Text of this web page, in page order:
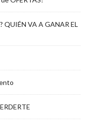
QUIÉN VA A GANAR EL